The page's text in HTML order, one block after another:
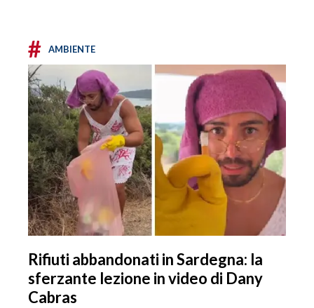
# AMBIENTE
Rifiuti abbandonati in Sardegna: la
sferzante lezione in video di Dany
Cabras